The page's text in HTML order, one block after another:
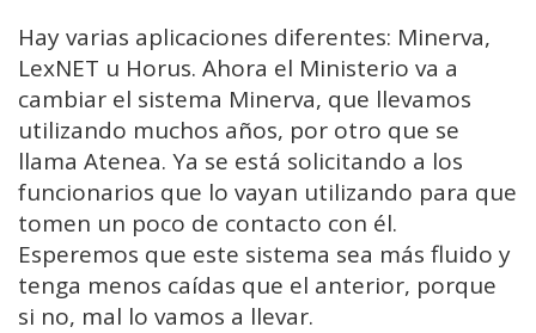
Hayvarias aplicaciones diferentes: Minerva,
LexNET u Horus. Ahora el Ministerio va a
cambiar el sistema Minerva, que llevamos
utilizando muchos años, por otro que se
llama Atenea. Ya se está solicitando a los
funcionarios que lo vayan utilizando para que
tomen un poco de contacto con él.
Esperemos que este sistema sea más fluido y
tenga menos caídas que el anterior, porque
si no, mal lo vamos a llevar.